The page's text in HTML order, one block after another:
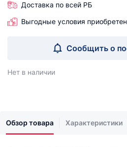
Доставка по всей РБ
Выгодные условия
Сообщить о
Нет в наличии
Обзор товара Характеристики